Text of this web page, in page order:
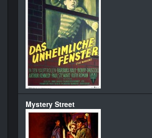
Mystery Street